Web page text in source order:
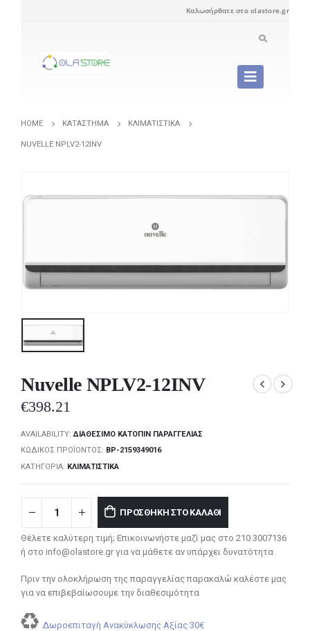
Καλωσήρθατε στο olastore.gr
HOME ΚΑΤΆΣΤΗΜΑ ΚΛΙΜΑΤΙΣΤΙΚΆ
NUVELLE NPLV2-12INV
Nuvelle NPLV2-12INV
€398.21
AVAILABILITY:ΔΙΑΘΈΣΙΜΟ ΚΑΤΌΠΙΝ ΠΑΡΑΓΓΕΛΊΑΣ
ΚΩΔΙΚΌΣ ΠΡΟΪΌΝΤΟΣ: BP-2159349016
ΚΑΤΗΓΟΡΊΑ: ΚΛΙΜΑΤΙΣΤΙΚΆ
ΠΡΟΣΘΉΚΗ ΣΤΟ ΚΑΛΆΘΙ
Θέλετε καλύτερη τιμή; Επικοινωνήστε μαζί μας στο 210 3007136
ή στο info@olastore.gr για να μάθετε αν υπάρχει δυνατότητα
Πριν την ολοκλήρωση της παραγγελίας παρακαλώ καλέστε μας
για να επιβεβαίωσουμε την διαθεσιμότητα
Δωροεπιταγή Ανακύκλωσης Αξίας 30€